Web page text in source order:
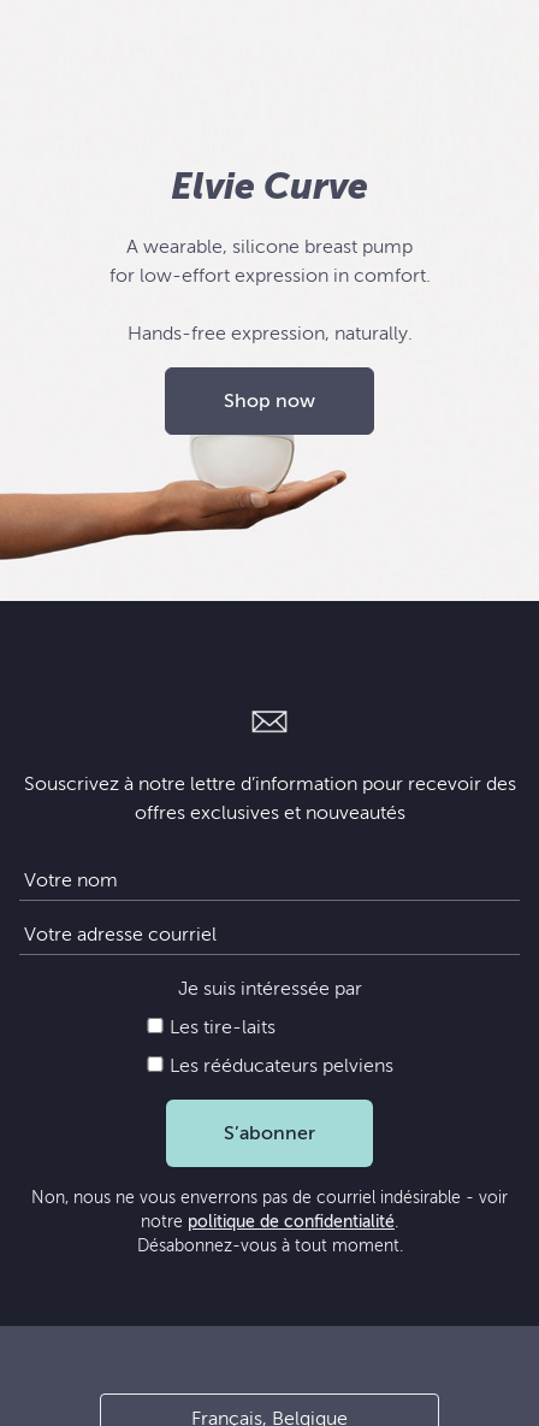
Elvie Curve
A wearable, silicone breast pump
for low-effort expression in comfort.
Hands-free expression, naturally.
Shop now
Souscrivez à notre lettre d’information pour recevoir des
offres exclusives et nouveautés
Je suis intéressée par
Les tire-laits
Les rééducateurs pelviens
S’abonner
Non, nous ne vous enverrons pas de courriel indésirable - voir
notre politique de confidentialité.
Désabonnez-vous à tout moment.
Français, Belgique